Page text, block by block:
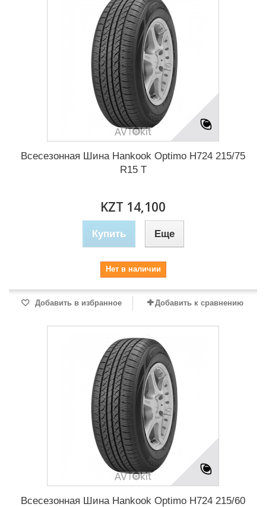
Всесезонная Шина Hankook Optimo H724 215/75
R15 T
KZT 14,100
Купить Еще
Нет в наличии
Добавить в избранное Добавить к сравнению
Всесезонная Шина Hankook Optimo H724 215/60